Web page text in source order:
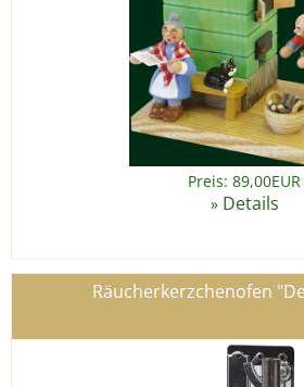
Preis: 89,00EUR
» Details
Räucherkerzchenofen